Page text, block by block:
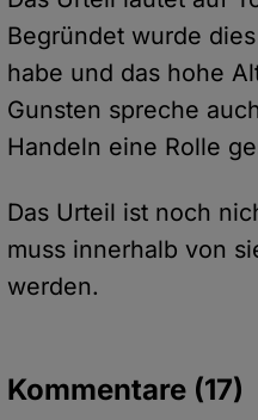
Begründet wurde
habe und das hohe
Gunsten spreche
Handeln eine Rolle
Das Urteil ist noch
muss innerhalb von
werden.
Kommentare (17)